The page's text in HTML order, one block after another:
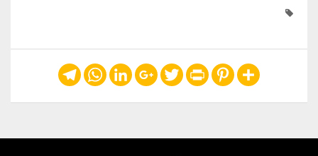
Share
Pinterest
Print
Twitter
Google+
LinkedIn
WhatsApp
Telegram